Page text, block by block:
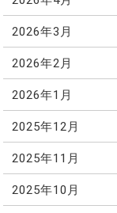
2026年3月
2026年2月
2026年1月
2025年12月
2025年11月
2025年10月